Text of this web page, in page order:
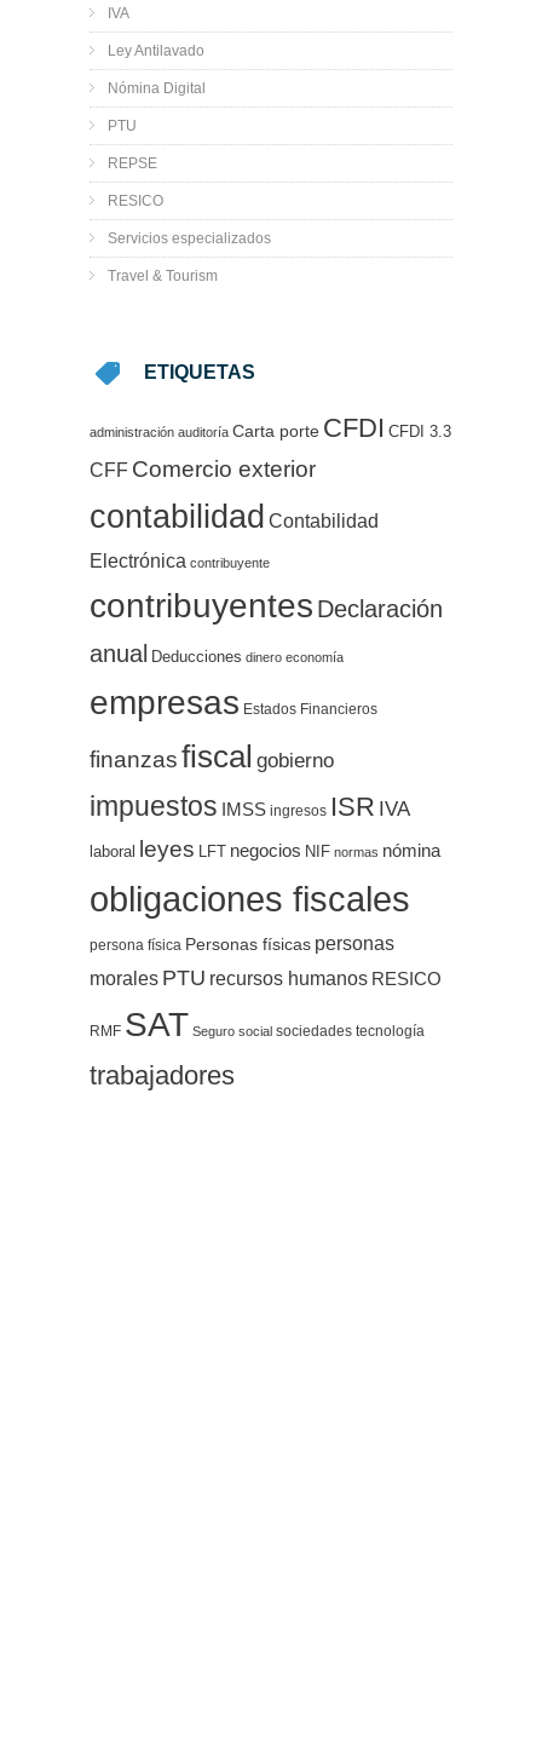
IVA
Ley Antilavado
Nómina Digital
PTU
REPSE
RESICO
Servicios especializados
Travel & Tourism
ETIQUETAS
administración auditoría Carta porte CFDI CFDI 3.3
CFF Comercio exterior
contabilidad Contabilidad
Electrónica contribuyente
contribuyentes Declaración
anual Deducciones dinero economía
empresas Estados Financieros
finanzasfiscal gobierno
impuestos IMSS ingresos ISR IVA
laboral leyes LFT negocios NIF normas nómina
obligaciones fiscales
persona física Personas físicas personas
morales PTU recursos humanos RESICO
RMF SAT Seguro social sociedades tecnología
trabajadores